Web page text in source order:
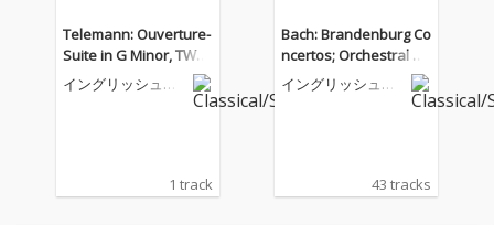
Telemann: Ouverture-
Suite in G Minor, TWV
55:g4: VI. Gasconnade
イングリッシュ・
1 track
Bach: Brandenburg Co
ncertos; Orchestral Su
ites
イングリッシュ・
43 tracks